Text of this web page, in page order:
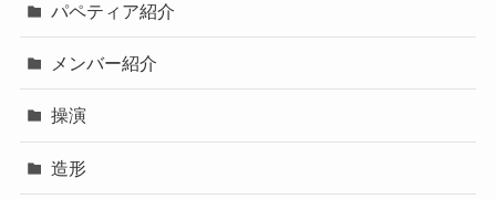
パペティア紹介
メンバー紹介
操演
造形